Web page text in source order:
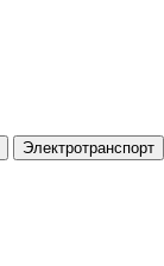
Электротранспорт